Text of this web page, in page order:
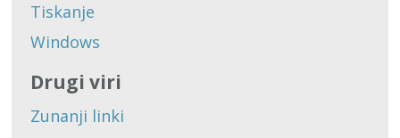
Tiskanje
Windows
Drugi viri
Zunanji linki